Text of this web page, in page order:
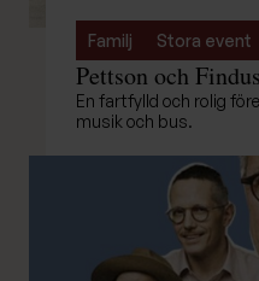
Familj Stora event
Pettson och Findus
En fartfylld och rolig
musik och bus.